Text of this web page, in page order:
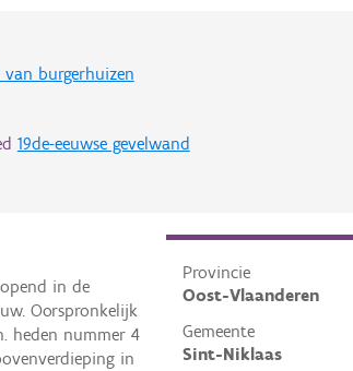
van burgerhuizen
19de-eeuwse gevelwand
Provincie
Oost-Vlaanderen
Gemeente
Sint-Niklaas
in de
Oorspronkelijk
heden nummer 4
in